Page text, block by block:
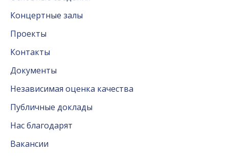
Концертные залы
Проекты
Контакты
Документы
Независимая оценка качества
Публичные доклады
Нас благодарят
Вакансии